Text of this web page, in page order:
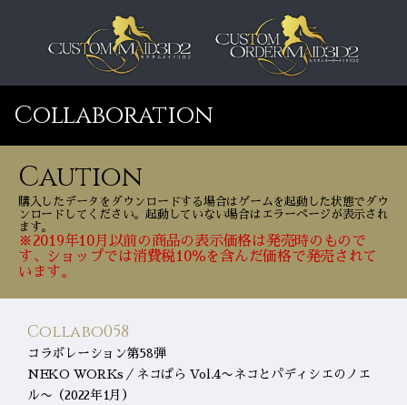
Collaboration
Caution
購入したデータをダウンロードする場合はゲームを起動した状態でダウ
ンロードしてください。起動していない場合はエラーページが表示され
ます。
※2019年10月以前の商品の表示価格は発売時のもので
す、ショップでは消費税10％を含んだ価格で発売されて
います。
Collabo058
コラボレーション第58弾
NEKO WORKs／ネコぱら Vol.4〜ネコとパディシエのノエ
ル〜（2022年1月）